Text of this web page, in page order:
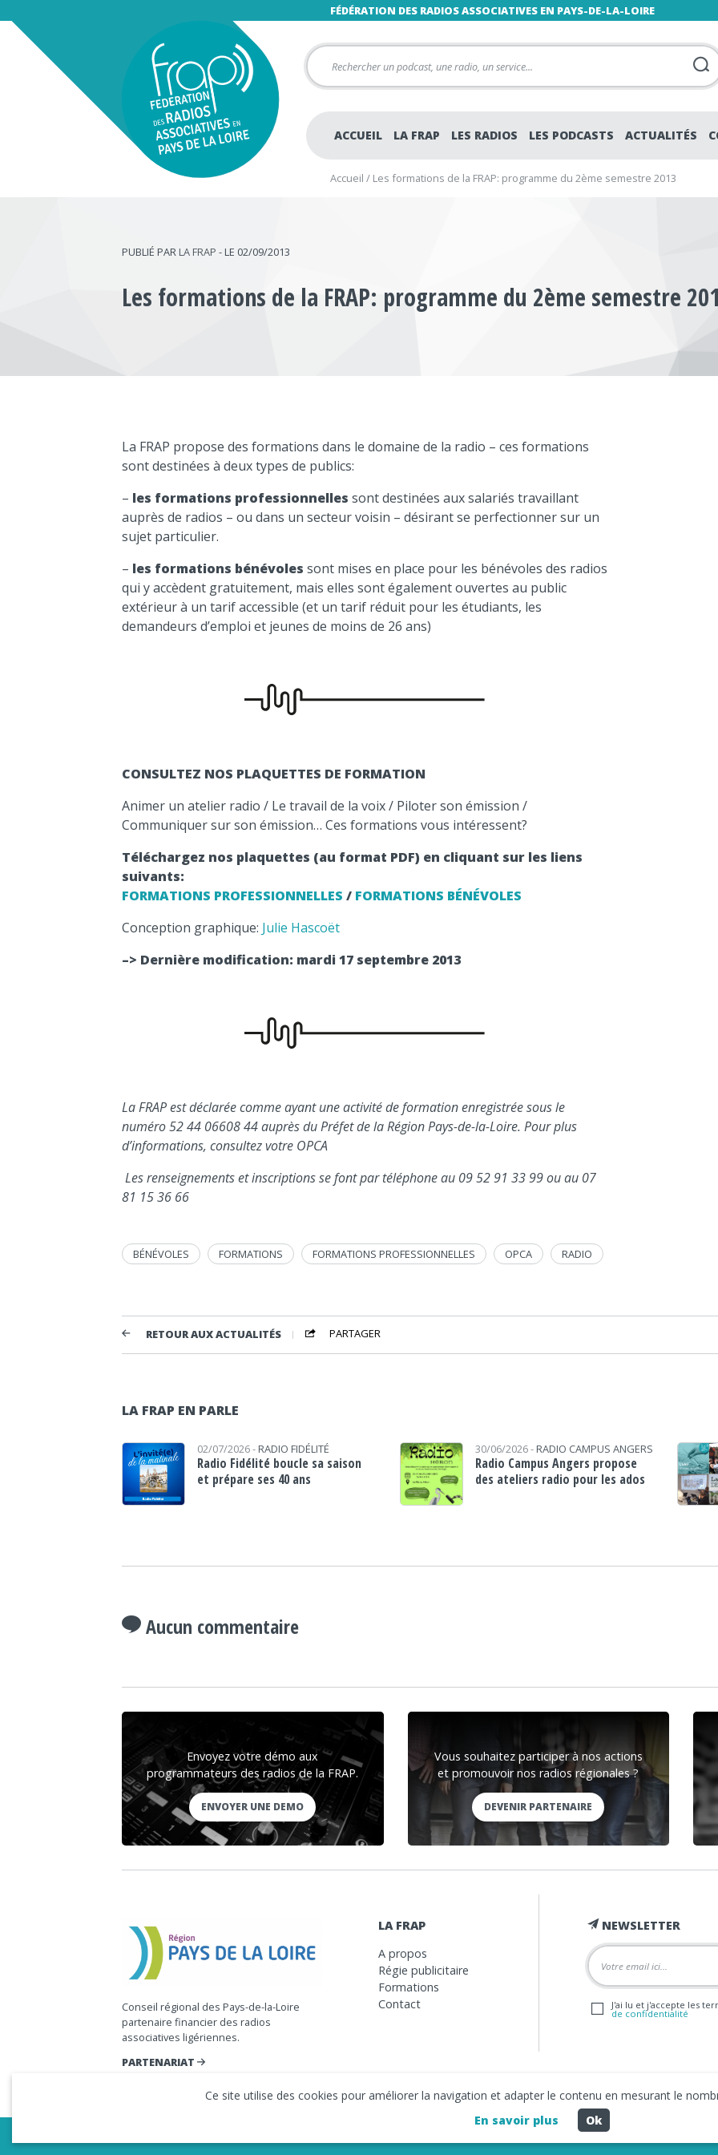
FÉDÉRATION DES RADIOS ASSOCIATIVES EN PAYS-DE-LA-LOIRE
ACCUEIL LA FRAP LES RADIOS LES PODCASTS ACTUALITÉS
Accueil / Les formations de la FRAP: programme du 2ème semestre 2013
PUBLIÉ PAR LA FRAP - LE 02/09/2013
Les formations de la FRAP: programme du 2ème semestre
La FRAP propose des formations dans le domaine de la radio – ces formations
sont destinées à deux types de publics:
– les formations professionnelles sont destinées aux salariés travaillant
auprès de radios – ou dans un secteur voisin – désirant se perfectionner sur un
sujet particulier.
– les formations bénévoles sont mises en place pour les bénévoles des radios
qui y accèdent gratuitement, mais elles sont également ouvertes au public
extérieur à un tarif accessible (et un tarif réduit pour les étudiants, les
demandeurs d’emploi et jeunes de moins de 26 ans)
CONSULTEZ NOS PLAQUETTES DE FORMATION
Animer un atelier radio / Le travail de la voix / Piloter son émission /
Communiquer sur son émission… Ces formations vous intéressent?
Téléchargez nos plaquettes (au format PDF) en cliquant sur les liens
suivants:
FORMATIONS PROFESSIONNELLES / FORMATIONS BÉNÉVOLES
Conception graphique: Julie Hascoët
–> Dernière modification: mardi 17 septembre 2013
La FRAP est déclarée comme ayant une activité de formation enregistrée sous le
numéro 52 44 06608 44 auprès du Préfet de la Région Pays-de-la-Loire. Pour plus
d’informations, consultez votre OPCA
Les renseignements et inscriptions se font par téléphone au 09 52 91 33 99ou au 07
81 15 36 66
BÉNÉVOLES FORMATIONS FORMATIONS PROFESSIONNELLES OPCA RADIO
RETOUR AUX ACTUALITÉS PARTAGER
LA FRAP EN PARLE
02/07/2026 - RADIO FIDÉLITÉ
Radio Fidélité boucle sa saison
et prépare ses 40 ans
30/06/2026 - RADIO CAMPUS ANGERS
Radio Campus Angers propose
des ateliers radio pour les ados
Aucun commentaire
Envoyez votre démo aux
programmateurs des radios de la FRAP.
ENVOYER UNE DEMO
Vous souhaitez participer à nos actions
et promouvoir nos radios régionales ?
DEVENIR PARTENAIRE
Conseil régional des Pays-de-la-Loire
partenaire financier des radios
associatives ligériennes.
PARTENARIAT
LA FRAP
A propos
Régie publicitaire
Formations
Contact
NEWSLETTER
J'ai lu et j'accepte les
de confidentialité
Ce site utilise des cookies pour améliorer la navigation et adapter le contenu en mesurant le
En savoir plus
Ok